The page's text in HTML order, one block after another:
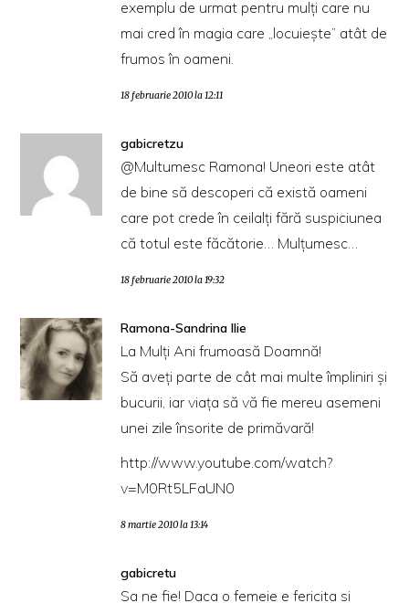
exemplu de urmat pentru mulţi care nu
mai cred în magia care „locuieşte” atât de
frumos în oameni.
18 februarie 2010 la 12:11
gabicretzu
@Multumesc Ramona! Uneori este atât
de bine să descoperi că există oameni
care pot crede în ceilalţi fără suspiciunea
că totul este făcătorie… Mulţumesc…
18 februarie 2010 la 19:32
Ramona-Sandrina Ilie
La Mulţi Ani frumoasă Doamnă!
Să aveţi parte de cât mai multe împliniri şi
bucurii, iar viaţa să vă fie mereu asemeni
unei zile însorite de primăvară!
http://www.youtube.com/watch?
v=M0Rt5LFaUN0
8 martie 2010 la 13:14
gabicretu
Sa ne fie! Daca o femeie e fericita si